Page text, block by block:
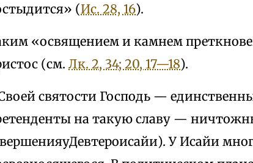
(Ис. 28, 16).
«освящением и камнем
(см. Лк. 2, 34; 20, 17—18).
святости Господь —
на такую славу —
У Исайи